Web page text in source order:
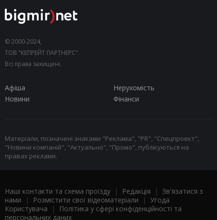
© 2000-2024,
ТОВ "КЕПРЕЙТ ПАРТНЕРС".
Всі права захищені.
Афіша
Нерухомість
Новини
Фінанси
Матеріали, позначені знаками "Реклама", "PR", "Спецпроект",
"Новини компаній", "Актуально", "Промо", публікуються на
правах реклами.
Наші контакти та схема проїзду | Редакція | Зв'язатися з
нами | Розмістити свої відеоматеріали | Угода
Користувача |
Політика у сфері конфіденційності та
персональних даних